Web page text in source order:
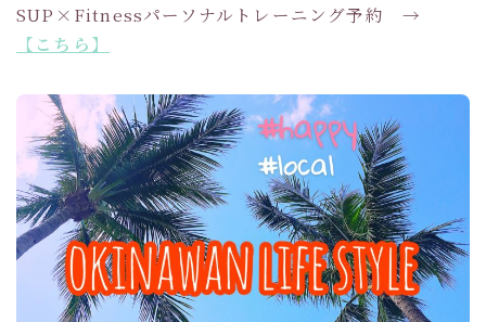
SUP×Fitnessパーソナルトレーニング予約 →
【こちら】